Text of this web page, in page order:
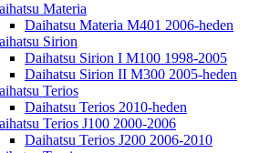
Materia
Daihatsu Materia M401 2006-heden
Sirion
Daihatsu Sirion I M100 1998-2005
Daihatsu Sirion II M300 2005-heden
Terios
Daihatsu Terios 2010-heden
Terios J100 2000-2006
Daihatsu Terios J200 2006-2010